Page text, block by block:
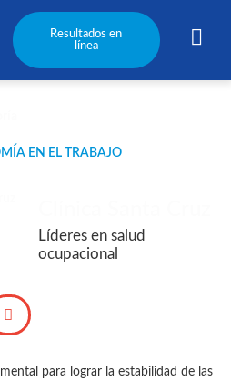
Resultados en
línea
EN EL TRABAJO
Líderes en salud
ocupacional
para lograr la estabilidad de las